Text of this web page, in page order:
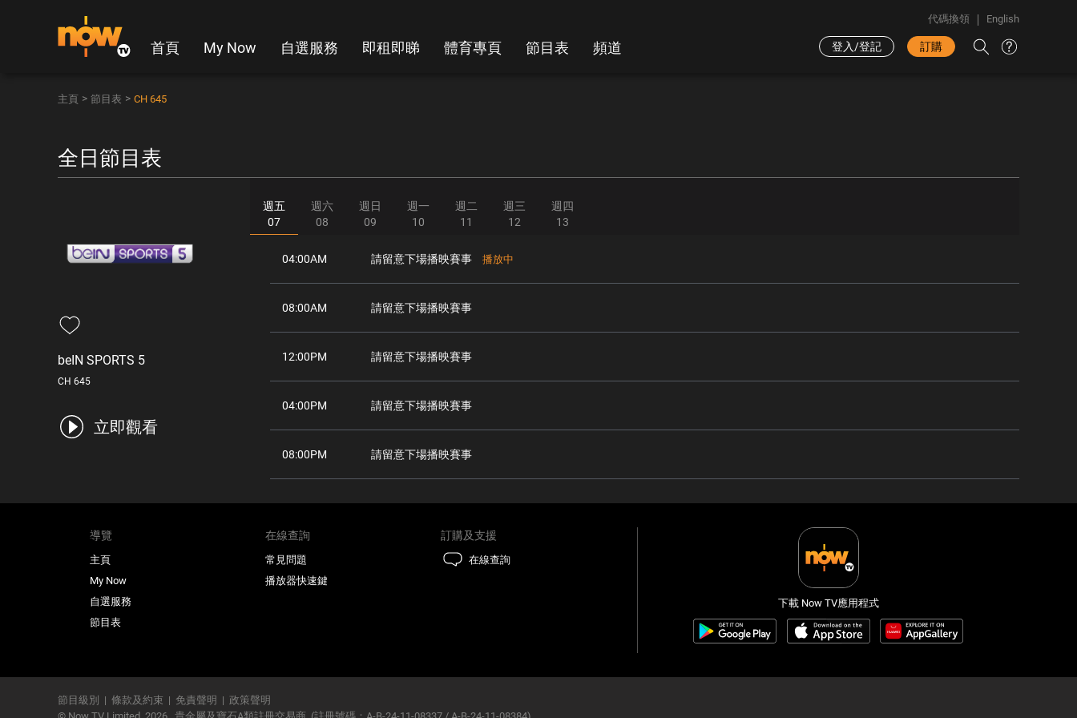
首頁 My Now 自選服務 即租即睇 體育專頁 節目表 頻道
代碼換領 English
登入/登記 訂購
主頁 > 節目表 > CH 645
全日節目表
beIN SPORTS 5
CH 645
立即觀看
週五
07
週六
08
週日
09
週一
10
週二
11
週三
12
週四
13
04:00AM 請留意下場播映賽事 播放中
08:00AM 請留意下場播映賽事
12:00PM 請留意下場播映賽事
04:00PM 請留意下場播映賽事
08:00PM 請留意下場播映賽事
導覽
主頁
My Now
自選服務
節目表
在線查詢
常見問題
播放器快速鍵
訂購及支援
在線查詢
下載 Now TV應用程式
節目級別 | 條款及約束 | 免責聲明 | 政策聲明